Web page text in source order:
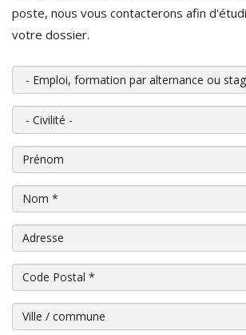
poste, nous vous contacterons afin
votre dossier.
Emploi, formation par alternance ou stage
Civilité
Prénom
Nom*
Adresse
Code Postal*
Ville / commune